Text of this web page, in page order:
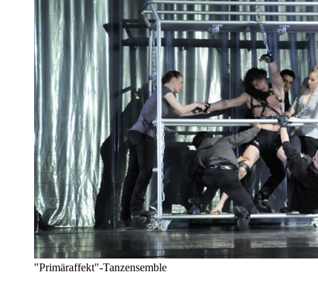
"Primäraffekt"-Tanzensemble